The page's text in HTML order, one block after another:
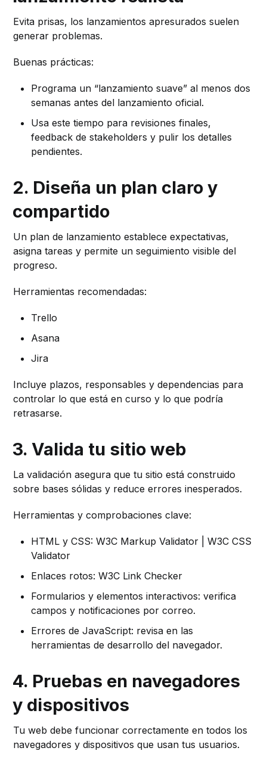
Evita prisas, los lanzamientos apresurados suelen
generar problemas.
Buenas prácticas:
Programa un “lanzamiento suave” al menos dos
semanas antes del lanzamiento oficial.
Usa este tiempo para revisiones finales,
feedback de stakeholders y pulir los detalles
pendientes.
2. Diseña un plan claro y
compartido
Un plan de lanzamiento establece expectativas,
asigna tareas y permite un seguimiento visible del
progreso.
Herramientas recomendadas:
Trello
Asana
Jira
Incluye plazos, responsables y dependencias para
controlar lo que está en curso y lo que podría
retrasarse.
3. Valida tu sitio web
La validación asegura que tu sitio está construido
sobre bases sólidas y reduce errores inesperados.
Herramientas y comprobaciones clave:
HTML y CSS: W3C Markup Validator | W3C CSS
Validator
Enlaces rotos: W3C Link Checker
Formularios y elementos interactivos: verifica
campos y notificaciones por correo.
Errores de JavaScript: revisa en las
herramientas de desarrollo del navegador.
4. Pruebas en navegadores
y dispositivos
Tu web debe funcionar correctamente en todos los
navegadores y dispositivos que usan tus usuarios.